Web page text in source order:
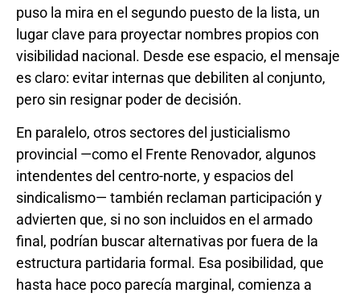
puso la mira en el segundo puesto de la lista, un
lugar clave para proyectar nombres propios con
visibilidad nacional. Desde ese espacio, el mensaje
es claro: evitar internas que debiliten al conjunto,
pero sin resignar poder de decisión.
En paralelo, otros sectores del justicialismo
provincial —como el Frente Renovador, algunos
intendentes del centro-norte, y espacios del
sindicalismo— también reclaman participación y
advierten que, si no son incluidos en el armado
final, podrían buscar alternativas por fuera de la
estructura partidaria formal. Esa posibilidad, que
hasta hace poco parecía marginal, comienza a